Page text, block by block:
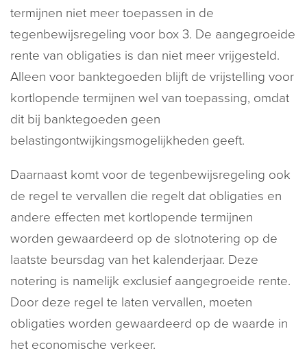
termijnen niet meer toepassen in de
tegenbewijsregeling voor box 3. De aangegroeide
rente van obligaties is dan niet meer vrijgesteld.
Alleen voor banktegoeden blijft de vrijstelling voor
kortlopende termijnen wel van toepassing, omdat
dit bij banktegoeden geen
belastingontwijkingsmogelijkheden geeft.
Daarnaast komt voor de tegenbewijsregeling ook
de regel te vervallen die regelt dat obligaties en
andere effecten met kortlopende termijnen
worden gewaardeerd op de slotnotering op de
laatste beursdag van het kalenderjaar. Deze
notering is namelijk exclusief aangegroeide rente.
Door deze regel te laten vervallen, moeten
obligaties worden gewaardeerd op de waarde in
het economische verkeer.